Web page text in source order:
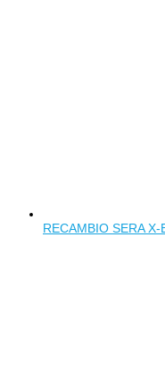
RECAMBIO SERA